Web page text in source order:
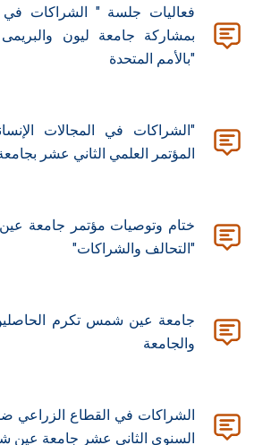
فعاليات جلسة " الشراكات في
بمشاركة جامعة ليون والبريمى
"بالأمم المتحدة
"الشراكات في المجالات
المؤتمر العلمي الثاني عشر
ختام وتوصيات مؤتمر جامعة
"التحالف والشراكات"
جامعة عين شمس تكرم
والجامعة
الشراكات في القطاع الزراعي
السنوي الثاني عشر جامعة